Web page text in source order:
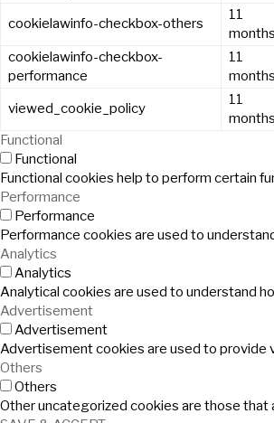
cookielawinfo-checkbox-others
11
months
cookielawinfo-checkbox-
performance
11
months
viewed_cookie_policy
11
months
Functional
Functional
Functional cookies help to perform certain
Performance
Performance
Performance cookies are used to
Analytics
Analytics
Analytical cookies are used to understand
Advertisement
Advertisement
Advertisement cookies are used to provide
Others
Others
Other uncategorized cookies are those that